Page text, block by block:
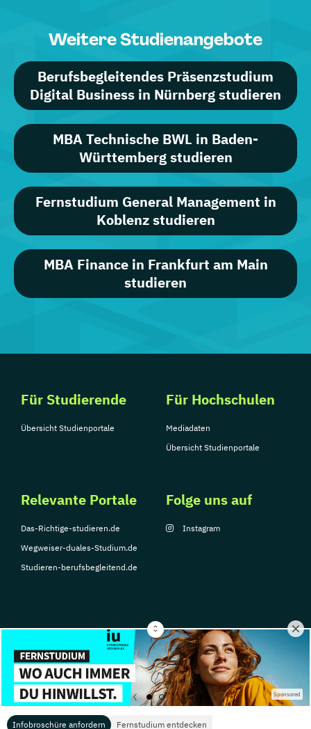
Infobroschüre anfordern Fernstudium entdecken
Sponsored
Weitere Studienangebote
Berufsbegleitendes Präsenzstudium
Digital Business in Nürnberg studieren
MBA Technische BWL in Baden-
Württemberg studieren
Fernstudium General Management in
Koblenz studieren
MBA Finance in Frankfurt am Main
studieren
Für Studierende
Übersicht Studienportale
Für Hochschulen
Mediadaten
Übersicht Studienportale
Relevante Portale
Das-Richtige-studieren.de
Wegweiser-duales-Studium.de
Studieren-berufsbegleitend.de
Folge uns auf
Instagram
© Copyright 2026, TarGroup Media GmbH
Impressum
Datenschutzerklärung Nutzungsbedingungen